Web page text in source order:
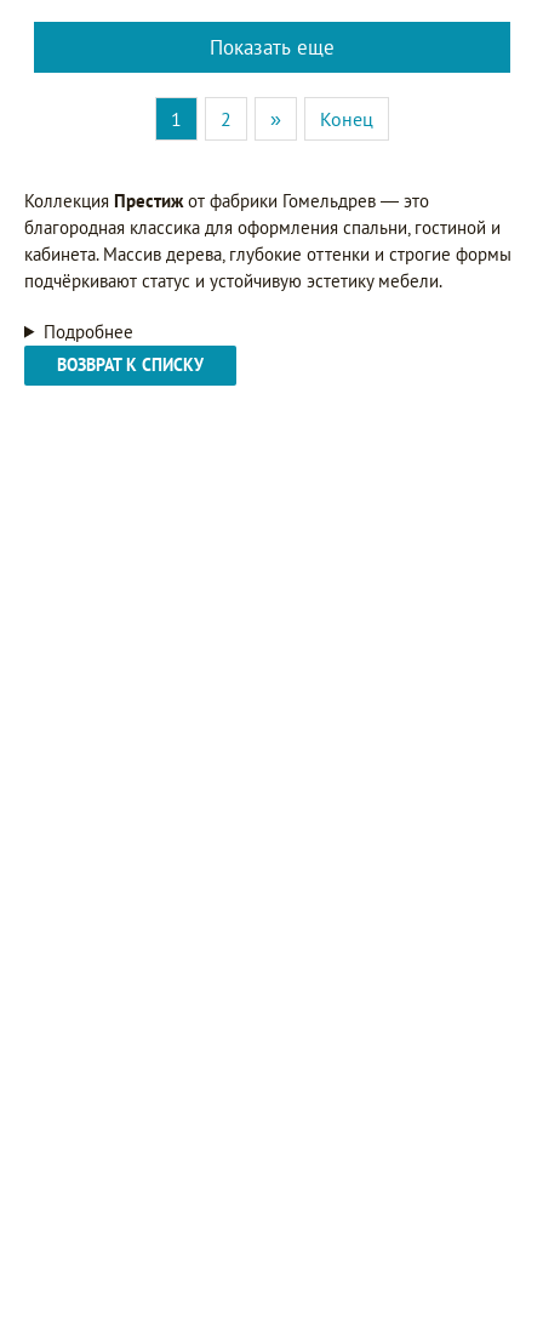
Показать еще
1 2 » Конец
Коллекция Престиж от фабрики Гомельдрев — это
благородная классика для оформления спальни, гостиной и
кабинета. Массив дерева, глубокие оттенки и строгие формы
подчёркивают статус и устойчивую эстетику мебели.
Подробнее
ВОЗВРАТ К СПИСКУ